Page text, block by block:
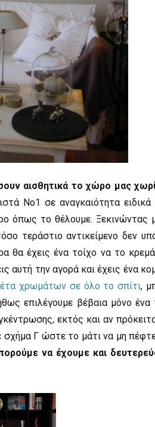
αισθητικά το χώρο μας
Νο1 σε αναγκαιότητα ειδικά
όπως το θέλουμε. Ξεκινώντας
τεράστιο αντικείμενο δεν
θα έχεις ένα τοίχο να το
αυτή την αγορά και έχεις ένα
χρωμάτων σε όλο το σπίτι,
επιλέγουμε βέβαια μόνο ένα
εκτός και αν
Γ ώστε το μάτι να μη
να έχουμε και